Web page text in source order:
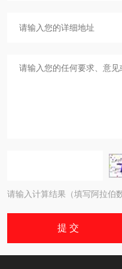
请输入计算结果（填写阿拉伯